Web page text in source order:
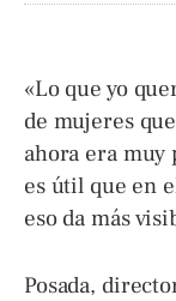
«Lo que yo
de mujeres
ahora era muy
es útil que en
eso da más
Posada,